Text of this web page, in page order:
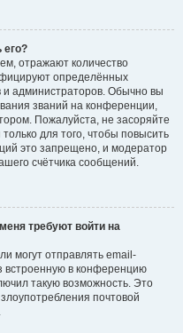
его?
отражают количество
определённых
администраторов. Обычно вы
званий на конференции,
Пожалуйста, не засоряйте
для того, чтобы повысить
это запрещено, и модератор
счётчика сообщений.
требуют войти на
могут отправлять email-
встроенную в конференцию
такую возможность. Это
почтовой